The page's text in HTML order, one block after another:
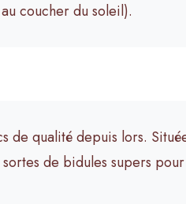
coucher du soleil).
de qualité depuis lors.
de bidules supers